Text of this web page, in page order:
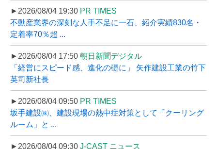
►2026/08/04 19:30 PR TIMES
不動産業界の深刻な人手不足に一石、紹介実績830名・
定着率70％超 ...
►2026/08/04 17:50 朝日新聞デジタル
「経営にスピード感、進化の礎に」 矢作建設工業の竹下
英司新社長
►2026/08/04 09:50 PR TIMES
坂手建設㈱、建設現場の熱中症対策として「クーリング
ルーム」と ...
►2026/08/04 09:30 J-CAST ニュース